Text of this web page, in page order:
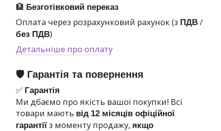
🏦 Безготівковий переказ
Оплата через розрахунковий рахунок (з ПДВ /
без ПДВ)
Детальніше про оплату
🛡 Гарантія та повернення
✅ Гарантія
Ми дбаємо про якість вашої покупки! Всі
товари мають від 12 місяців офіційної
гарантії з моменту продажу, якщо